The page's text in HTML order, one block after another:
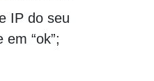
IP do seu
“ok”;